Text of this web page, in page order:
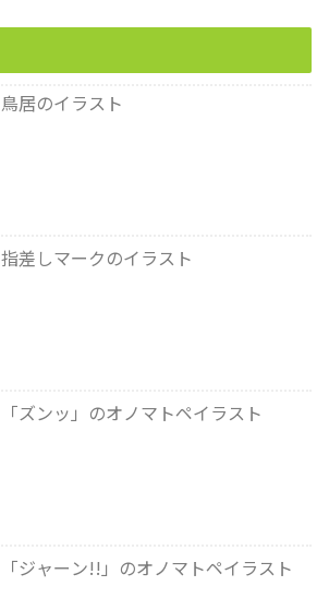
鳥居のイラスト
指差しマークのイラスト
「ズンッ」のオノマトペイラスト
「ジャーン!!」のオノマトペイラスト